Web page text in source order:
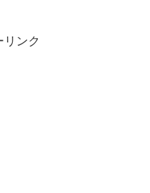
リンク